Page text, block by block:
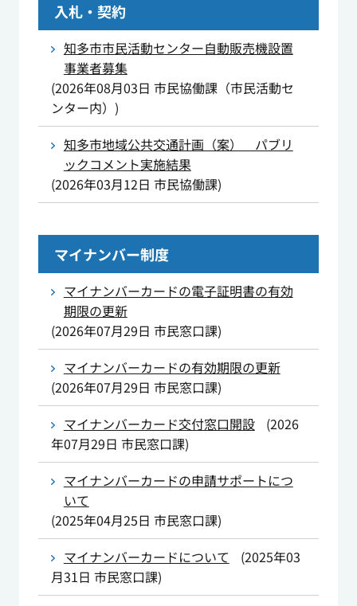
入札・契約
知多市市民活動センター自動販売機設置
事業者募集
(2026年08月03日 市民協働課（市民活動セ
ンター内） )
知多市地域公共交通計画（案） パブリ
ックコメント実施結果
(2026年03月12日 市民協働課)
マイナンバー制度
マイナンバーカードの電子証明書の有効
期限の更新
(2026年07月29日 市民窓口課)
マイナンバーカードの有効期限の更新
(2026年07月29日 市民窓口課)
マイナンバーカード交付窓口開設
(2026
年07月29日 市民窓口課)
マイナンバーカードの申請サポートにつ
いて
(2025年04月25日 市民窓口課)
マイナンバーカードについて
(2025年03
月31日 市民窓口課)